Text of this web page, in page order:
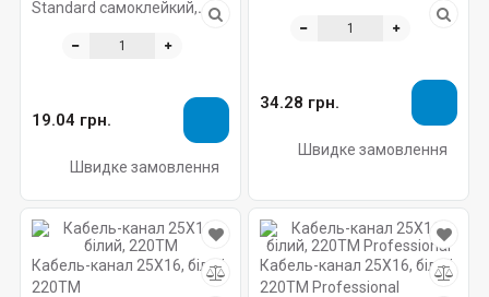
Standard самоклейкий,
19.04 грн.
Швидке замовлення
34.28 грн.
Швидке замовлення
Кабель-канал 25X16, білий,
220ТМ
Кабель-канал 25X16, білий,
220ТМ Professional